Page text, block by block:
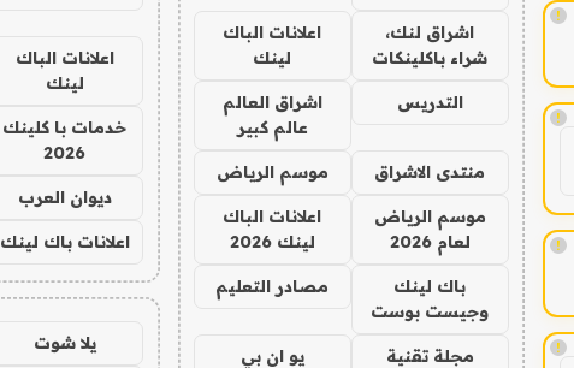
!
!
!
!
اشراق لنك،
شراء باكلينكات
اعلانات الباك
لينك
التدريس
اشراق العالم
عالم كبير
منتدى الاشراق موسم الرياض
موسم الرياض
لعام 2026
اعلانات الباك
لينك 2026
باك لينك
وجيست بوست
مصادر التعليم
مجلة تقنية
يو ان بي
اعلانات الباك
لينك
خدمات با كلينك
2026
ديوان العرب
اعلانات باك لينك
يلا شوت